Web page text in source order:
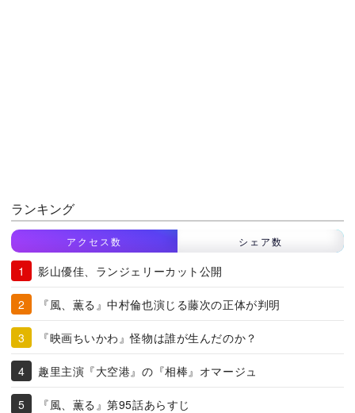
ランキング
アクセス数 シェア数
影山優佳、ランジェリーカット公開
『風、薫る』中村倫也演じる藤次の正体が判明
『映画ちいかわ』怪物は誰が生んだのか？
趣里主演『大空港』の『相棒』オマージュ
『風、薫る』第95話あらすじ